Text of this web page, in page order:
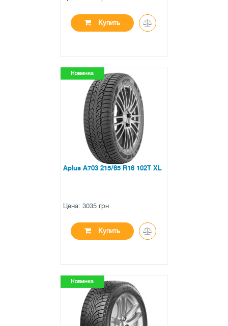
Купить
●есть в наличии
0 отзывов
Aplus A703 215/65 R16 102T XL
Цена: 3035 грн
Купить
●есть в наличии
0 отзывов